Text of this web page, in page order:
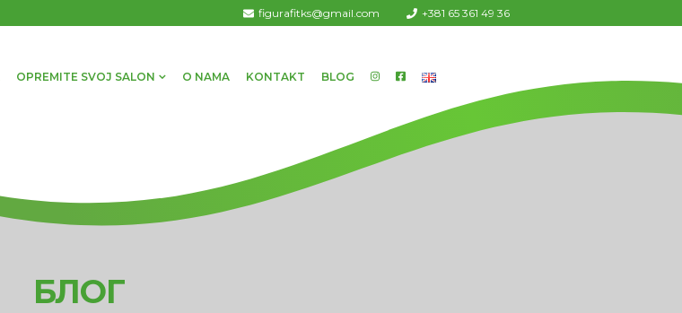
+381 65 361 49 36
figurafitks@gmail.com
OPREMITE SVOJ SALON O NAMA KONTAKT BLOG
БЛОГ